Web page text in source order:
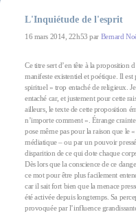
L'Inquiétude de l'esprit
16 mars 2014, 22h53 par Bernard
Ce titre sert d’en tête à la proposition
manifeste existentiel et poétique. Il
spirituel » trop entaché de religieux.
entaché car, et justement pour cette
ailleurs, le texte de cette proposition
n’importe comment ». Étrange
pose même pas pour la raison que le
médiatique – ou par un pouvoir
disparition de ce qui dote chaque
Dès lors que la conscience de ce
ce mot pour être plus facilement
car il sait fort bien que la menace
été activée depuis longtemps. Sa
provoquée par l’influence